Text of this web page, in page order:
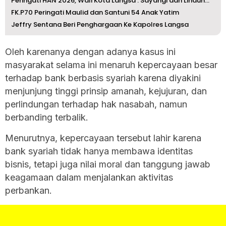
FK.P70 Peringati Maulid dan Santuni 54 Anak Yatim
Jeffry Sentana Beri Penghargaan Ke Kapolres Langsa
Oleh karenanya dengan adanya kasus ini
masyarakat selama ini menaruh kepercayaan besar
terhadap bank berbasis syariah karena diyakini
menjunjung tinggi prinsip amanah, kejujuran, dan
perlindungan terhadap hak nasabah, namun
berbanding terbalik.
Menurutnya, kepercayaan tersebut lahir karena
bank syariah tidak hanya membawa identitas
bisnis, tetapi juga nilai moral dan tanggung jawab
keagamaan dalam menjalankan aktivitas
perbankan.